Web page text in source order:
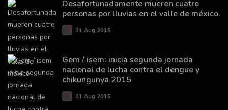
Desafortunadamente mueren cuatro
personas por lluvias en el valle de méxico.
31 Aug 2015
Gem / isem: inicia segunda jornada
nacional de lucha contra el dengue y
chikungunya 2015
31 Aug 2015